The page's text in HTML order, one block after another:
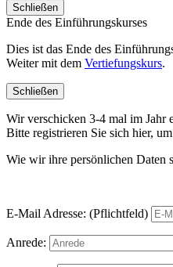
Schließen
Ende des Einführungskurses
Dies ist das Ende des
Weiter mit dem Vertiefungskurs.
Schließen
Wir verschicken 3-4 mal im Jahr
Bitte registrieren Sie sich hier,
Wie wir ihre persönlichen Daten
E-Mail Adresse: (Pflichtfeld)
Anrede: